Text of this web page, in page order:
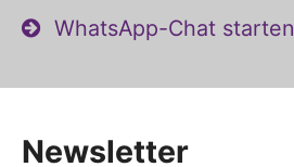
WhatsApp-Chat starten
Newsletter